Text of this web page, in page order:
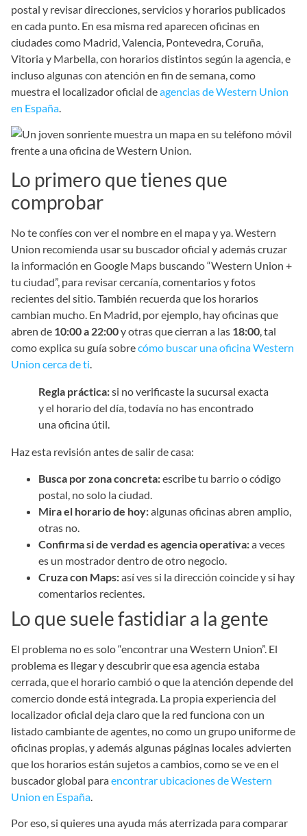
postal y revisar direcciones, servicios y horarios publicados
en cada punto. En esa misma red aparecen oficinas en
ciudades como Madrid, Valencia, Pontevedra, Coruña,
Vitoria y Marbella, con horarios distintos según la agencia, e
incluso algunas con atención en fin de semana, como
muestra el localizador oficial deagencias de Western Union
en España
Lo primero que tienes que
comprobar
No te confíes con ver el nombre en el mapa y ya. Western
Union recomienda usar su buscador oficial y además cruzar
la información en Google Maps buscando “Western Union +
tu ciudad”, para revisar cercanía, comentarios y fotos
recientes del sitio. También recuerda que los horarios
cambian mucho. En Madrid, por ejemplo, hay oficinas que
abren de 10:00 a 22:00y otras que cierran a las 18:00, tal
como explica su guía sobrecómo buscar una oficina Western
Union cerca de ti.
Regla práctica:si no verificaste la sucursal exacta
y el horario del día, todavía no has encontrado
una oficina útil.
Haz esta revisión antes de salir de casa:
Busca por zona concreta:escribe tu barrio o código
postal, no solo la ciudad.
Mira el horario de hoy:algunas oficinas abren amplio,
otras no.
Confirma si de verdad es agencia operativa:a veces
es un mostrador dentro de otro negocio.
Cruza con Maps:así ves si la dirección coincide y si hay
comentarios recientes.
Lo que suele fastidiar a la gente
El problema no es solo “encontrar una Western Union”. El
problema es llegar y descubrir que esa agencia estaba
cerrada, que el horario cambió o que la atención depende del
comercio donde está integrada. La propia experiencia del
localizador oficial deja claro que la red funciona con un
listado cambiante de agentes, no como un grupo uniforme de
oficinas propias, y además algunas páginas locales advierten
que los horarios están sujetos a cambios, como se ve en el
buscador global paraencontrar ubicaciones de Western
Union en España.
Por eso, si quieres una ayuda más aterrizada para comparar